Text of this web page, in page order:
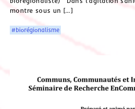
montre sous un […]
#biorégionalisme